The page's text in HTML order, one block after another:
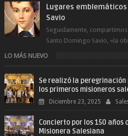
Lugares
Savio
Seguidamente,
Santo Domingo Savio, «la
Don Bosco». San Giovann...
LO MÁS NUEVO
Se realizó la
los primeros misioneros
Diciembre 23, 2025
Concierto por los 150 años
Misionera Salesiana